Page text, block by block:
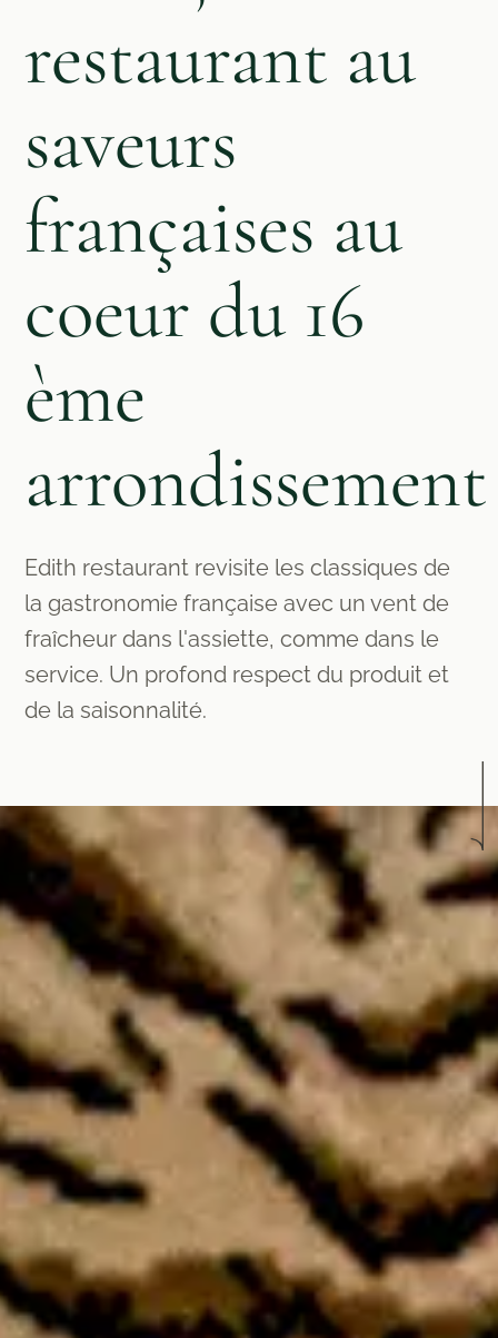
restaurant au
saveurs
françaises au
coeur du 16
ème
arrondissement
Edith restaurant revisite les classiques de
la gastronomie française avec un vent de
fraîcheur dans l'assiette, comme dans le
service. Un profond respect du produit et
de la saisonnalité.